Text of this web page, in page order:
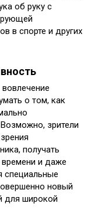
об руку с
в спорте и других
о том, как
зрители
получать
и даже
специальные
новый
для широкой